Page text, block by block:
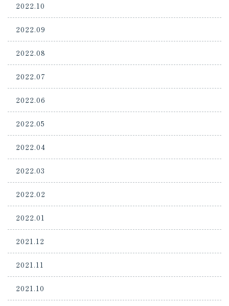
2022.10
2022.09
2022.08
2022.07
2022.06
2022.05
2022.04
2022.03
2022.02
2022.01
2021.12
2021.11
2021.10